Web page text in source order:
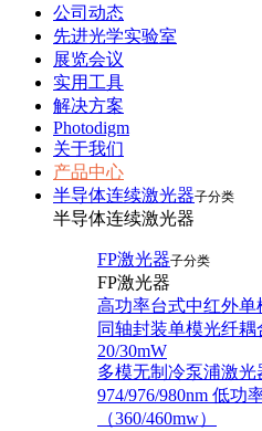
公司动态
先进光学实验室
展览会议
实用工具
解决方案
Photodigm
关于我们
产品中心
半导体连续激光器子分类
半导体连续激光器
FP激光器子分类
FP激光器
高功率台式中红外单
同轴封装单模光纤耦
20/30mW
多模无制冷泵浦激光
974/976/980nm 低功
（360/460mw）